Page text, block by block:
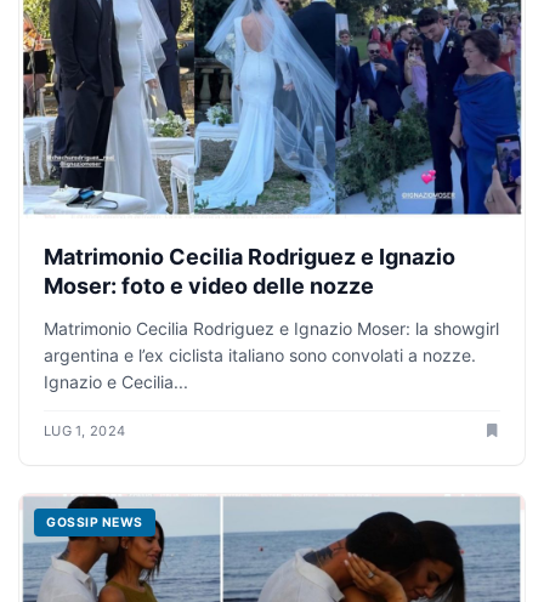
Matrimonio Cecilia Rodriguez e Ignazio
Moser: foto e video delle nozze
Matrimonio Cecilia Rodriguez e Ignazio Moser: la showgirl
argentina e l’ex ciclista italiano sono convolati a nozze.
Ignazio e Cecilia...
LUG 1, 2024
GOSSIP NEWS